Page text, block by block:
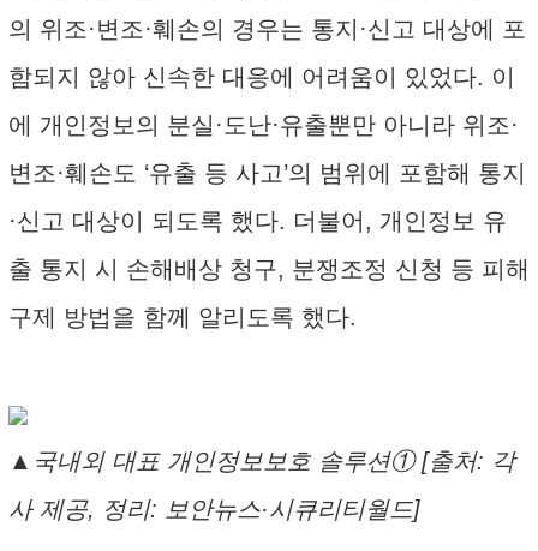
의 위조·변조·훼손의 경우는 통지·신고 대상에 포
함되지 않아 신속한 대응에 어려움이 있었다. 이
에 개인정보의 분실·도난·유출뿐만 아니라 위조·
변조·훼손도 ‘유출 등 사고’의 범위에 포함해 통지
·신고 대상이 되도록 했다. 더불어, 개인정보 유
출 통지 시 손해배상 청구, 분쟁조정 신청 등 피해
구제 방법을 함께 알리도록 했다.
▲국내외 대표 개인정보보호 솔루션① [출처: 각
사 제공, 정리: 보안뉴스·시큐리티월드]